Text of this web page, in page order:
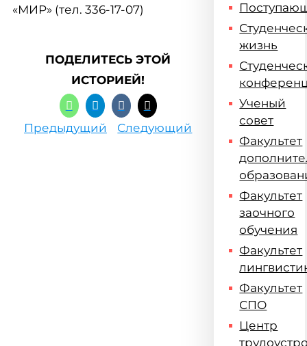
«МИР» (тел. 336-17-07)
ПОДЕЛИТЕСЬ ЭТОЙ
ИСТОРИЕЙ!
Предыдущий Следующий
жизнь
Ученый
совет
Факультет
Факультет
заочного
обучения
Факультет
Факультет
СПО
Центр